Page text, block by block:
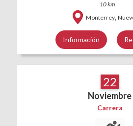
10 km
Monterrey,
Información
22
Noviembre
Carrera